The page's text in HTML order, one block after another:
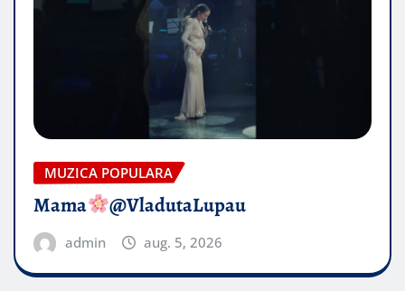
MUZICA POPULARA
Mama @VladutaLupau
admin aug. 5, 2026